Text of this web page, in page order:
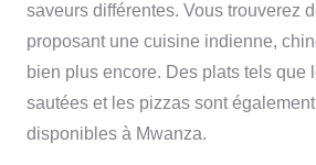
saveurs différentes. Vous trouverez
proposant une cuisine indienne,
bien plus encore. Des plats tels que
sautées et les pizzas sont
disponibles à Mwanza.